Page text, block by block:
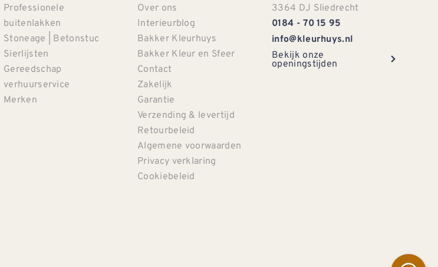
Professionele
buitenlakken
Stoneage | Betonstuc
Sierlijsten
Gereedschap
verhuurservice
Merken
Over ons
Interieurblog
Bakker Kleurhuys
Bakker Kleur en Sfeer
Contact
Zakelijk
Garantie
Verzending & levertijd
Retourbeleid
Algemene voorwaarden
Privacy verklaring
Cookiebeleid
3364 DJ Sliedrecht
0184 - 70 15 95
info@kleurhuys.nl
Bekijk onze
openingstijden